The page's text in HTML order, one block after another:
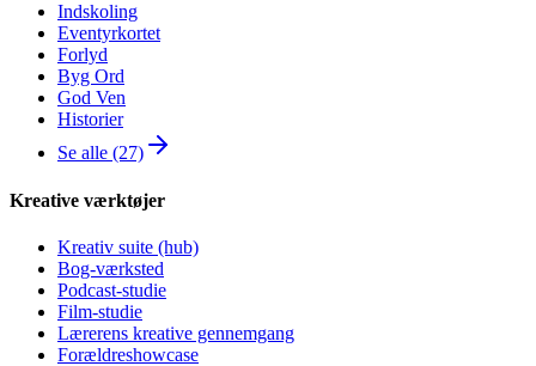
Indskoling
Eventyrkortet
Forlyd
Byg Ord
God Ven
Historier
Se alle (27)
Kreative værktøjer
Kreativ suite (hub)
Bog-værksted
Podcast-studie
Film-studie
Lærerens kreative gennemgang
Forældreshowcase